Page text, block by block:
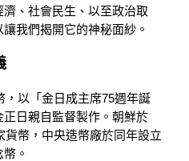
、社會民生、以至政治取
我們揭開它的神秘面紗。
，以「金日成主席75週年誕
日親自監督製作。朝鮮於
貨幣，中央造幣廠於同年設立
。